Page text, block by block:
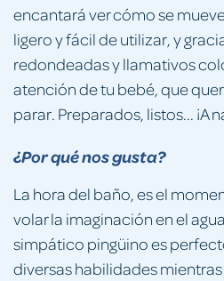
encantará ver cómo se
ligero y fácil de utilizar, y
redondeadas y llamativos
atención de tu bebé, que
parar. Preparados, listos... ¡A
¿Por qué nos gusta?
La hora del baño, es el
volar la imaginación en el
simpático pingüino es
diversas habilidades